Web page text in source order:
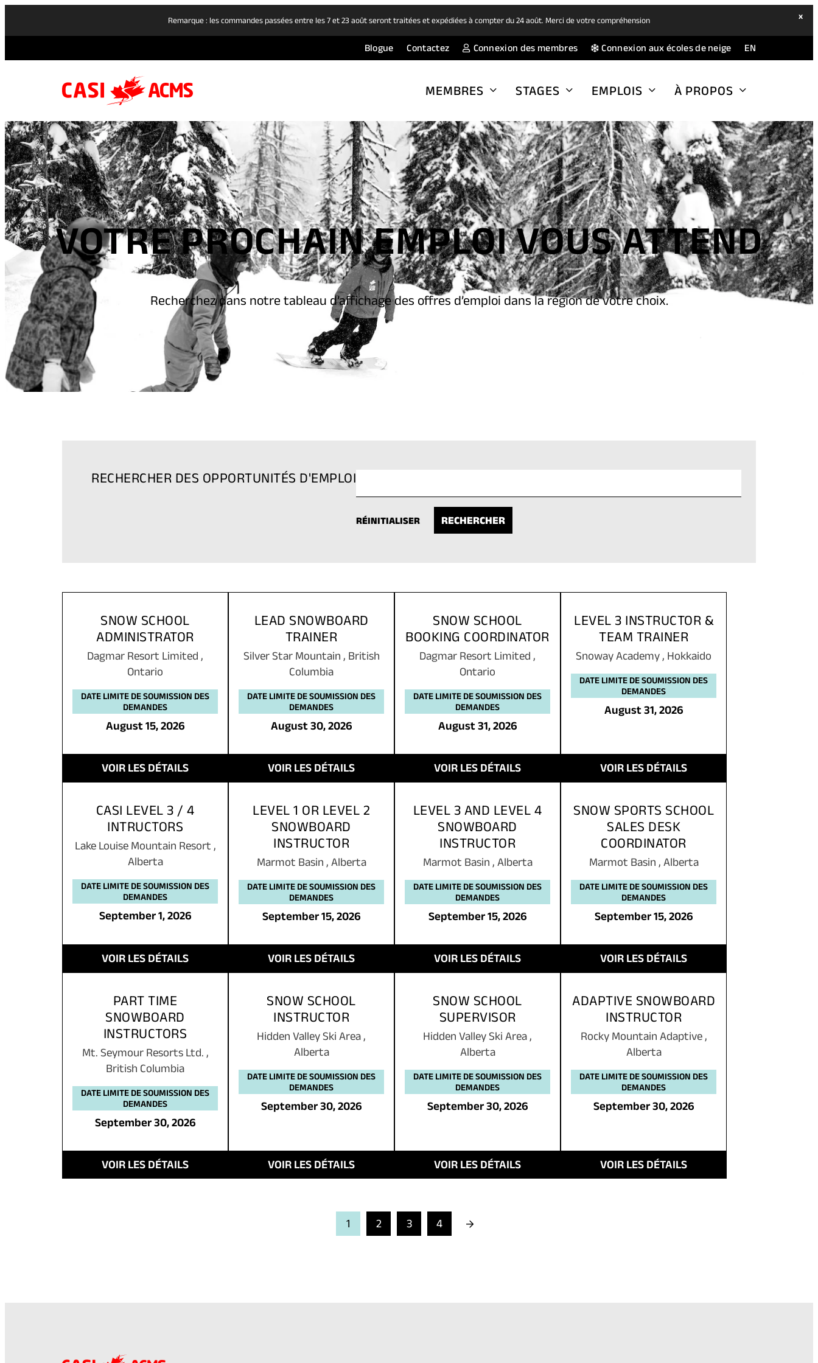
Remarque : les commandes passées entre les 7 et 23 août seront traitées et expédiées à compter du 24 août. Merci de votre compréhension xhide
Blogue Contactez Connexion des membres(opens
in
new
Connexion aux écoles de neige(opens
in
new
EN
MEMBRES STAGES EMPLOIS À PROPOS
VOTRE PROCHAIN EMPLOI VOUS ATTEND
Recherchez dans notre tableau d’affichage des offres d’emploi dans la région de votre choix.
RECHERCHER DES OPPORTUNITÉS D'EMPLOI
RÉINITIALISER
SNOW SCHOOL
ADMINISTRATOR
Dagmar Resort Limited ,
Ontario
DATE LIMITE DE SOUMISSION DES
DEMANDES
August 15, 2026
VOIR LES DÉTAILS
LEAD SNOWBOARD
TRAINER
Silver Star Mountain , British
Columbia
DATE LIMITE DE SOUMISSION DES
DEMANDES
August 30, 2026
VOIR LES DÉTAILS
SNOW SCHOOL
BOOKING COORDINATOR
Dagmar Resort Limited ,
Ontario
DATE LIMITE DE SOUMISSION DES
DEMANDES
August 31, 2026
VOIR LES DÉTAILS
LEVEL 3 INSTRUCTOR &
TEAM TRAINER
Snoway Academy , Hokkaido
DATE LIMITE DE SOUMISSION DES
DEMANDES
August 31, 2026
VOIR LES DÉTAILS
CASI LEVEL 3 / 4
INTRUCTORS
Lake Louise Mountain Resort ,
Alberta
DATE LIMITE DE SOUMISSION DES
DEMANDES
September 1, 2026
VOIR LES DÉTAILS
LEVEL 1 OR LEVEL 2
SNOWBOARD
INSTRUCTOR
Marmot Basin , Alberta
DATE LIMITE DE SOUMISSION DES
DEMANDES
September 15, 2026
VOIR LES DÉTAILS
LEVEL 3 AND LEVEL 4
SNOWBOARD
INSTRUCTOR
Marmot Basin , Alberta
DATE LIMITE DE SOUMISSION DES
DEMANDES
September 15, 2026
VOIR LES DÉTAILS
SNOW SPORTS SCHOOL
SALES DESK
COORDINATOR
Marmot Basin , Alberta
DATE LIMITE DE SOUMISSION DES
DEMANDES
September 15, 2026
VOIR LES DÉTAILS
PART TIME
SNOWBOARD
INSTRUCTORS
Mt. Seymour Resorts Ltd. ,
British Columbia
DATE LIMITE DE SOUMISSION DES
DEMANDES
September 30, 2026
VOIR LES DÉTAILS
SNOW SCHOOL
INSTRUCTOR
Hidden Valley Ski Area ,
Alberta
DATE LIMITE DE SOUMISSION DES
DEMANDES
September 30, 2026
VOIR LES DÉTAILS
SNOW SCHOOL
SUPERVISOR
Hidden Valley Ski Area ,
Alberta
DATE LIMITE DE SOUMISSION DES
DEMANDES
September 30, 2026
VOIR LES DÉTAILS
ADAPTIVE SNOWBOARD
INSTRUCTOR
Rocky Mountain Adaptive ,
Alberta
DATE LIMITE DE SOUMISSION DES
DEMANDES
September 30, 2026
VOIR LES DÉTAILS
1 2 3 4
Next